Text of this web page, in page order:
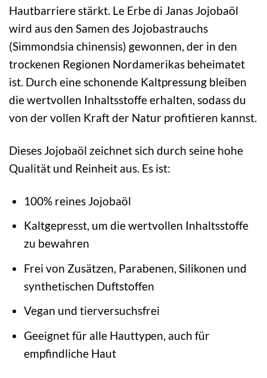
Hautbarriere stärkt. Le Erbe di Janas Jojobaöl
wird aus den Samen des Jojobastrauchs
(Simmondsia chinensis) gewonnen, der in den
trockenen Regionen Nordamerikas beheimatet
ist. Durch eine schonende Kaltpressung bleiben
die wertvollen Inhaltsstoffe erhalten, sodass du
von der vollen Kraft der Natur profitieren kannst.
Dieses Jojobaöl zeichnet sich durch seine hohe
Qualität und Reinheit aus. Es ist:
100% reines Jojobaöl
Kaltgepresst, um die wertvollen Inhaltsstoffe
zu bewahren
Frei von Zusätzen, Parabenen, Silikonen und
synthetischen Duftstoffen
Vegan und tierversuchsfrei
Geeignet für alle Hauttypen, auch für
empfindliche Haut